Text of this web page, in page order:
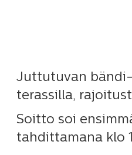
Juttutuvan
terassilla,
Soitto soi
tahdittamana klo